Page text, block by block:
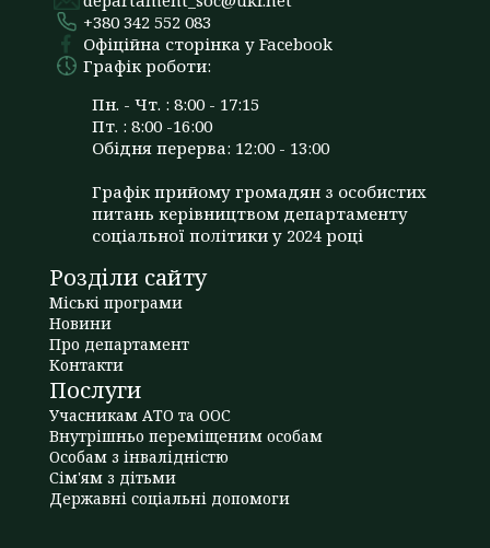
+380 342 552 083
Офіційна сторінка у Facebook
Графік роботи:
Пн. - Чт. : 8:00 - 17:15
Пт. : 8:00 -16:00
Обідня перерва: 12:00 - 13:00
Графік прийому громадян з особистих
питань керівництвом департаменту
соціальної політики у 2024 році
Розділи сайту
Міські програми
Новини
Про департамент
Контакти
Послуги
Учасникам АТО та ООС
Внутрішньо переміщеним особам
Особам з інвалідністю
Сім'ям з дітьми
Державні соціальні допомоги